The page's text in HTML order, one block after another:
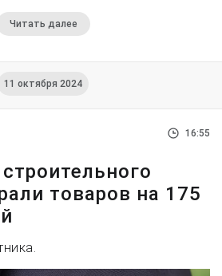
Читать далее
11 октября 2024
16:55
товаров на 175